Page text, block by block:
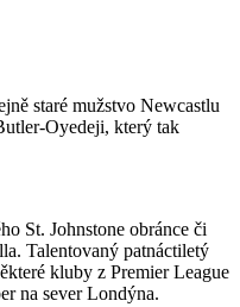
staré mužstvo Newcastlu
Oyedeji, který tak
St. Johnstone obránce či
Talentovaný patnáctiletý
kluby z Premier League
na sever Londýna.